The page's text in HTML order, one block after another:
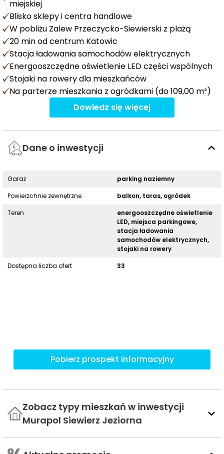
miejskiej
Blisko sklepy i centra handlowe
W pobliżu Zalew Przeczycko-Siewierski z plażą
20 min od centrum Katowic
Stacja ładowania samochodów elektrycznych
Energooszczędne oświetlenie LED części wspólnych
Stojaki na rowery dla mieszkańców
Na parterze mieszkania z ogródkami (do 109,00 m²)
Dowiedz się więcej
Dane o inwestycji
Garaż
parking naziemny
Powierzchnie zewnętrzne
balkon, taras, ogródek
Teren
energooszczędne oświetlenie
LED, miejsca parkingowe,
stacja ładowania
samochodów elektrycznych,
stojaki na rowery
Dostępna liczba ofert
33
Pobierz prospekt informacyjny
Zobacz typy mieszkań w inwestycji
Murapol Siewierz Jeziorna